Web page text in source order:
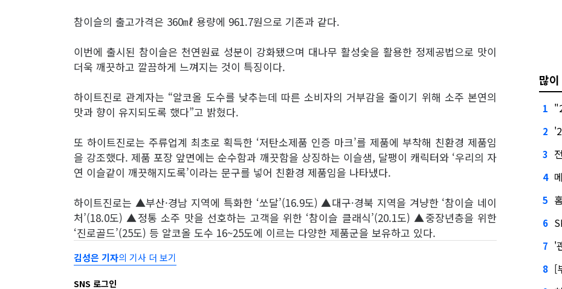
참이슬의 출고가격은 360㎖ 용량에 961.7원으로 기존과 같다.
이번에 출시된 참이슬은 천연원료 성분이 강화됐으며 대나무 활성숯을 활용한 정제공법으로 맛이
더욱 깨끗하고 깔끔하게 느껴지는 것이 특징이다.
하이트진로 관계자는 “알코올 도수를 낮추는데 따른 소비자의 거부감을 줄이기 위해 소주 본연의
맛과 향이 유지되도록 했다”고 밝혔다.
또 하이트진로는 주류업계 최초로 획득한 ‘저탄소제품 인증 마크’를 제품에 부착해 친환경 제품임
을 강조했다. 제품 포장 앞면에는 순수함과 깨끗함을 상징하는 이슬샘, 달팽이 캐릭터와 ‘우리의 자
연 이슬같이 깨끗해지도록’이라는 문구를 넣어 친환경 제품임을 나타냈다.
하이트진로는 ▲부산·경남 지역에 특화한 ‘쏘달’(16.9도) ▲대구·경북 지역을 겨냥한 ‘참이슬 네이
처’(18.0도) ▲정통 소주 맛을 선호하는 고객을 위한 ‘참이슬 클래식’(20.1도) ▲중장년층을 위한
‘진로골드’(25도) 등 알코올 도수 16~25도에 이르는 다양한 제품군을 보유하고 있다.
김성은 기자의 기사 더 보기
SNS 로그인
많
1
2
3
4
5
6
7 '
8 [